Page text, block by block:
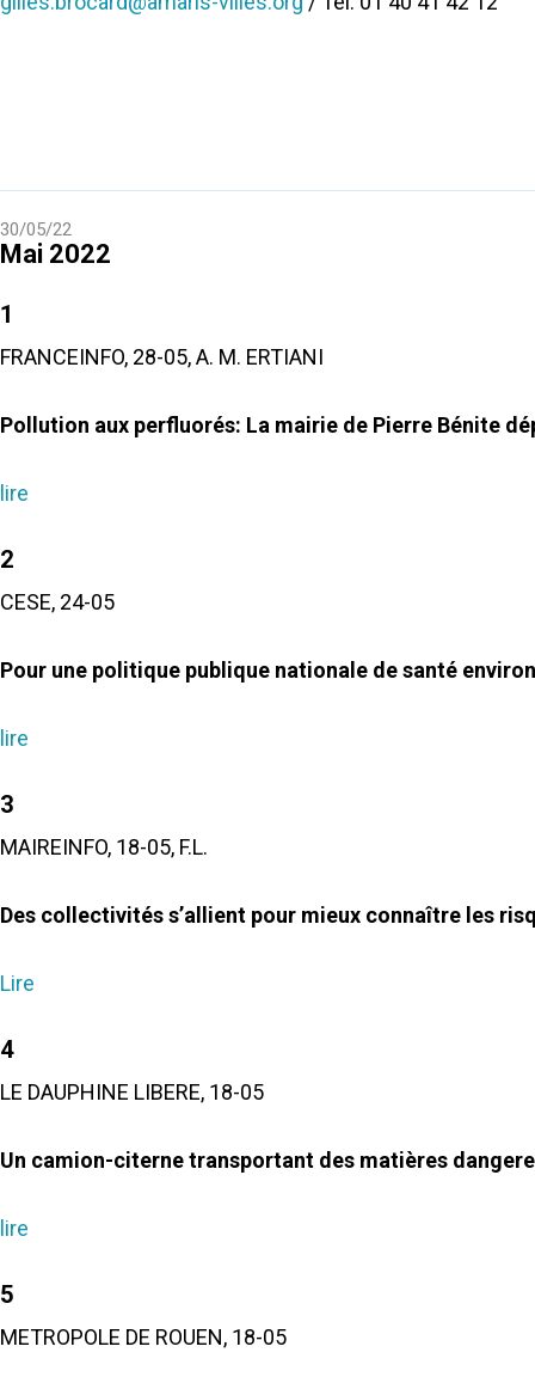
30/05/22
Mai 2022
1
FRANCEINFO, 28-05, A. M. ERTIANI
Pollution aux perfluorés: La mairie de Pierre Bénite
lire
2
CESE, 24-05
Pour une politique publique nationale de santé
lire
3
MAIREINFO, 18-05, F.L.
Des collectivités s’allient pour mieux connaître les
Lire
4
LE DAUPHINE LIBERE, 18-05
Un camion-citerne transportant des matières
lire
5
METROPOLE DE ROUEN, 18-05